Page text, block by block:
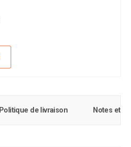
Politique de livraison Notes et